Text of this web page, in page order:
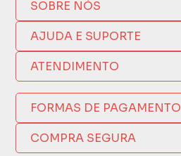
SOBRE NÓS
Quem Somos
Compra Segura
Como Comprar
Nossas Lojas
Política de Privacidade
AJUDA E SUPORTE
Nosso Aplicativo
Trocas e Devoluções
Formas de Pagamento
Fretes e Entregas
Fabricantes
Termos de Compra e Venda
ATENDIMENTO
(17) 3209-9595
sacweb@lojaslivia.com.br
FORMAS DE PAGAMENTO
COMPRA SEGURA